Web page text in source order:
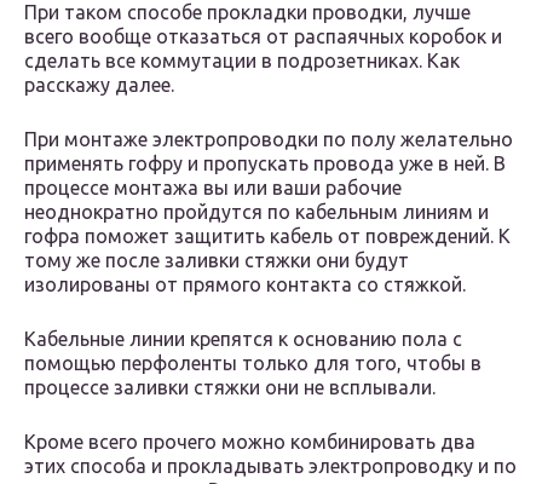
При таком способе прокладки проводки, лучше
всего вообще отказаться от распаячных коробок и
сделать все коммутации в подрозетниках. Как
расскажу далее.
При монтаже электропроводки по полу желательно
применять гофру и пропускать провода уже в ней. В
процессе монтажа вы или ваши рабочие
неоднократно пройдутся по кабельным линиям и
гофра поможет защитить кабель от повреждений. К
тому же после заливки стяжки они будут
изолированы от прямого контакта со стяжкой.
Кабельные линии крепятся к основанию пола с
помощью перфоленты только для того, чтобы в
процессе заливки стяжки они не всплывали.
Кроме всего прочего можно комбинировать два
этих способа и прокладывать электропроводку и по